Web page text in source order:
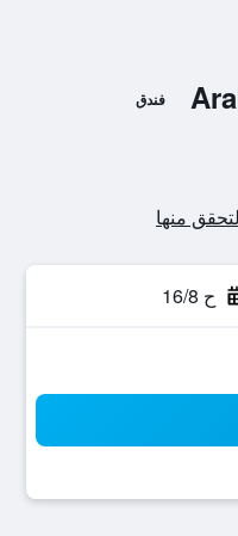
فندق
ح 16/8